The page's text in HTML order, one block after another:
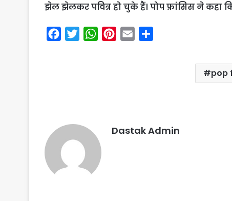
झेल झेलकर पवित्र हो चुके हैं। पोप फ्रांसिस ने कहा
W
s
pop
Dastak Admin